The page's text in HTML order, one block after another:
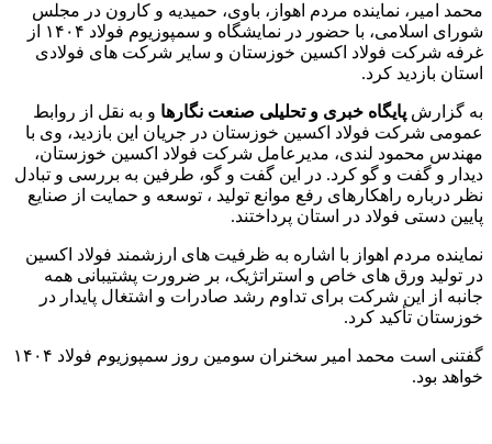
محمد امیر، نماینده مردم اهواز، باوی، حمیدیه و کارون در مجلس
شورای اسلامی، با حضور در نمایشگاه و سمپوزیوم فولاد ۱۴۰۴ از
غرفه شرکت فولاد اکسین خوزستان و سایر شرکت‌ های فولادی
استان بازدید کرد.
به گزارش پایگاه خبری و تحلیلی صنعت نگارها و به نقل از روابط
عمومی شرکت فولاد اکسین خوزستان در جریان این بازدید، وی با
مهندس محمود لندی، مدیرعامل شرکت فولاد اکسین خوزستان،
دیدار و گفت‌ و گو کرد. در این گفت‌ و گو، طرفین به بررسی و تبادل
نظر درباره راهکارهای رفع موانع تولید ، توسعه و حمایت از صنایع
پایین‌ دستی فولاد در استان پرداختند.
نماینده مردم اهواز با اشاره به ظرفیت‌ های ارزشمند فولاد اکسین
در تولید ورق‌ های خاص و استراتژیک، بر ضرورت پشتیبانی همه‌
جانبه از این شرکت برای تداوم رشد صادرات و اشتغال پایدار در
خوزستان تأکید کرد.
گفتنی است محمد امیر سخنران سومین روز سمپوزیوم فولاد ۱۴۰۴
خواهد بود.